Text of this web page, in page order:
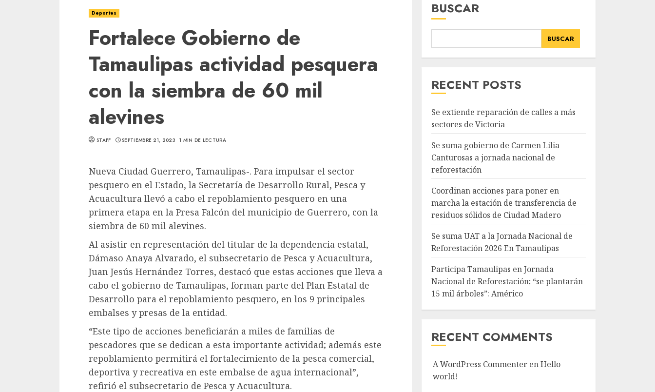
Deportes
Fortalece Gobierno de
Tamaulipas actividad pesquera
con la siembra de 60 mil
alevines
STAFF SEPTIEMBRE 21, 2023 1 MIN DE LECTURA
Nueva Ciudad Guerrero, Tamaulipas-. Para impulsar el sector
pesquero en el Estado, la Secretaría de Desarrollo Rural, Pesca y
Acuacultura llevó a cabo el repoblamiento pesquero en una
primera etapa en la Presa Falcón del municipio de Guerrero, con la
siembra de 60 mil alevines.
Al asistir en representación del titular de la dependencia estatal,
Dámaso Anaya Alvarado, el subsecretario de Pesca y Acuacultura,
Juan Jesús Hernández Torres, destacó que estas acciones que lleva a
cabo el gobierno de Tamaulipas, forman parte del Plan Estatal de
Desarrollo para el repoblamiento pesquero, en los 9 principales
embalses y presas de la entidad.
“Este tipo de acciones beneficiarán a miles de familias de
pescadores que se dedican a esta importante actividad; además este
repoblamiento permitirá el fortalecimiento de la pesca comercial,
deportiva y recreativa en este embalse de agua internacional”,
refirió el subsecretario de Pesca y Acuacultura.
BUSCAR
BUSCAR
RECENT POSTS
Se extiende reparación de calles a más
sectores de Victoria
Se suma gobierno de Carmen Lilia
Canturosas a jornada nacional de
reforestación
Coordinan acciones para poner en
marcha la estación de transferencia de
residuos sólidos de Ciudad Madero
Se suma UAT a la Jornada Nacional de
Reforestación 2026 En Tamaulipas
Participa Tamaulipas en Jornada
Nacional de Reforestación; “se plantarán
15 mil árboles”: Américo
RECENT COMMENTS
A WordPress Commenter enHello
world!